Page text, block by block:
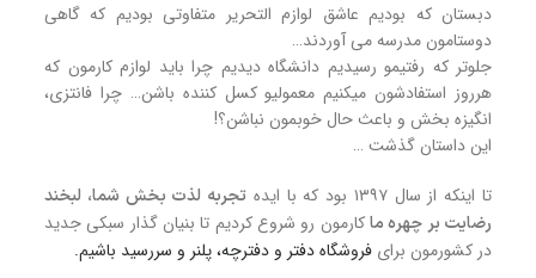
دبستان که بودیم عاشق لوازم التحریر متفاوتی بودیم که گاهی
دوستامون مدرسه می آوردند…
جلوتر که رفتیمو رسیدیم دانشگاه دیدیم چرا باید لوازم کارمون که
هرروز استفادشون میکنیم معمولیو کسل کننده باشن… چرا فانتزی،
انگیزه بخش و باعث حال خوبمون نباشن؟!
این داستان گذشت …
تا اینکه از سال ۱۳۹۷ بود که با ایده
تجربه لذت بخش شما، لبخند
رضایت بر چهره ماکارمون رو شروع کردیم تا بنیان گذار سبکی جدید
در کشورمون برای فروشگاهدفتر و دفترچه، پلنر و سررسید باشیم.